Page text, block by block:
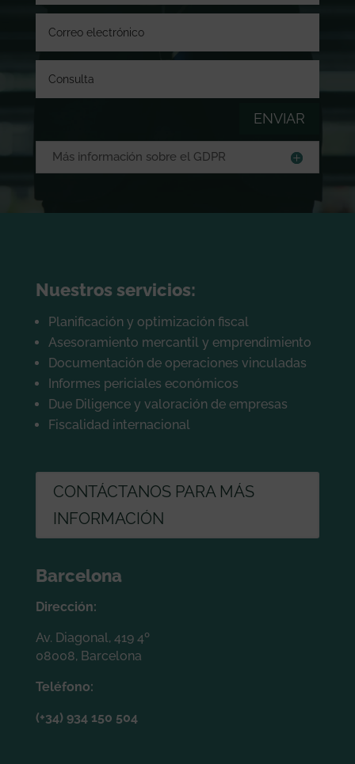
ENVIAR
Más información sobre el GDPR
Nuestros servicios:
Planificación y optimización fiscal
Asesoramiento mercantil y emprendimiento
Documentación de operaciones vinculadas
Informes periciales económicos
Due Diligence y valoración de empresas
Fiscalidad internacional
CONTÁCTANOS PARA MÁS
INFORMACIÓN
Barcelona
Dirección:
Av. Diagonal, 419 4º
08008, Barcelona
Teléfono:
(+34) 934 150 504